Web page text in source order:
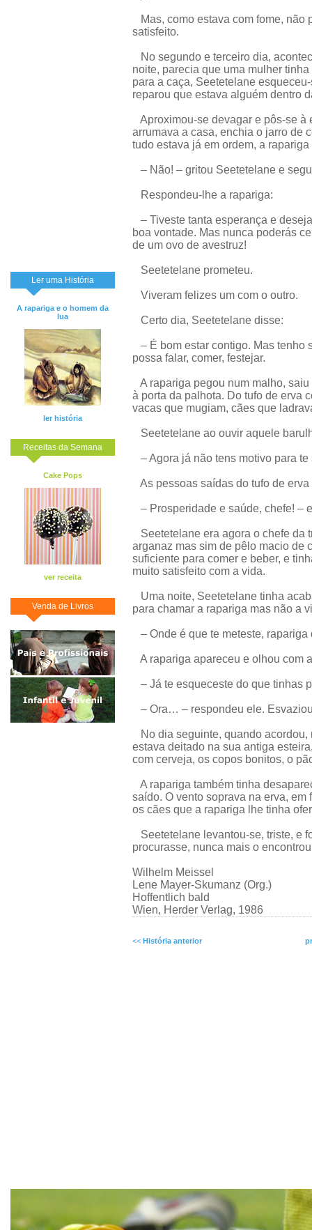
Ler uma História
A rapariga e o homem da
lua
ler história
Receitas da Semana
Cake Pops
ver receita
Venda de Livros
Mas, como estava com fome, não
satisfeito.
No segundo e terceiro dia,
noite, parecia que uma mulher
para a caça, Seetetelane
reparou que estava alguém dentro
Aproximou-se devagar e pôs-se à
arrumava a casa, enchia o jarro de
tudo estava já em ordem, a
– Não! – gritou Seetetelane e
Respondeu-lhe a rapariga:
– Tiveste tanta esperança e
boa vontade. Mas nunca poderás
de um ovo de avestruz!
Seetetelane prometeu.
Viveram felizes um com o outro.
Certo dia, Seetetelane disse:
– É bom estar contigo. Mas tenho
possa falar, comer, festejar.
A rapariga pegou num malho,
à porta da palhota. Do tufo de erva
vacas que mugiam, cães que
Seetetelane ao ouvir aquele
– Agora já não tens motivo para
As pessoas saídas do tufo de
– Prosperidade e saúde, chefe! –
Seetetelane era agora o chefe da
arganaz mas sim de pêlo macio de
suficiente para comer e beber, e
muito satisfeito com a vida.
Uma noite, Seetetelane tinha
para chamar a rapariga mas não a
– Onde é que te meteste, rapariga
A rapariga apareceu e olhou com
– Já te esqueceste do que tinhas
– Ora… – respondeu ele.
No dia seguinte, quando acordou,
estava deitado na sua antiga
com cerveja, os copos bonitos, o
A rapariga também tinha
saído. O vento soprava na erva,
os cães que a rapariga lhe tinha
Seetetelane levantou-se, triste, e
procurasse, nunca mais o
Wilhelm Meissel
Lene Mayer-Skumanz (Org.)
Hoffentlich bald
Wien, Herder Verlag, 1986
<< História anterior